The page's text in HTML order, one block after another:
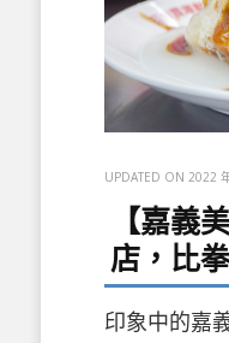
UPDATED ON2022
【嘉義
店，比
印象中的嘉